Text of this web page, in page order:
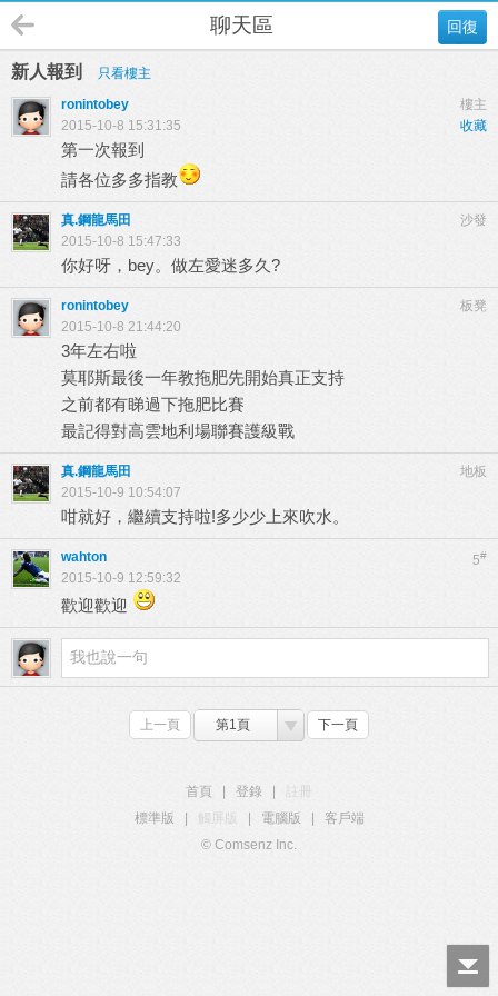
回復
聊天區
新人報到
只看樓主
樓主
ronintobey
收藏
2015-10-8 15:31:35
第一次報到
請各位多多指教
沙發
真.鋼龍馬田
2015-10-8 15:47:33
你好呀，bey。做左愛迷多久?
板凳
ronintobey
2015-10-8 21:44:20
3年左右啦
莫耶斯最後一年教拖肥先開始真正支持
之前都有睇過下拖肥比賽
最記得對高雲地利場聯賽護級戰
地板
真.鋼龍馬田
2015-10-9 10:54:07
咁就好，繼續支持啦!多少少上來吹水。
5#
wahton
2015-10-9 12:59:32
歡迎歡迎
上一頁 第1頁 下一頁
首頁 登錄
標準版
觸屏版 電腦版
客戶端
© Comsenz Inc.